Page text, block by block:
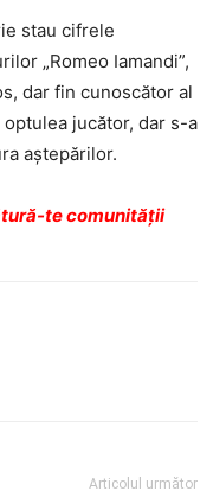
stau cifrele
„Romeo Iamandi”,
dar fin cunoscător al
jucător, dar s-a
aștepărilor.
te comunității
Articolul următor